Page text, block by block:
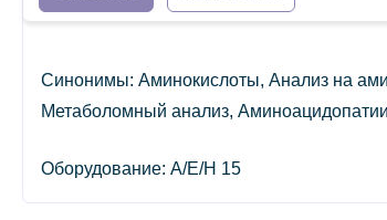
Синонимы: Аминокислоты, Анализ на
Метаболомный анализ,
Оборудование: A/E/H 15